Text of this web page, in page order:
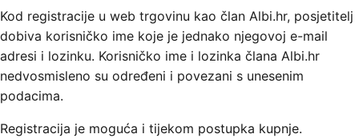
Kod registracije u web trgovinu kao član Albi.hr, posjetitelj
dobiva korisničko ime koje je jednako njegovoj e-mail
adresi i lozinku. Korisničko ime i lozinka člana Albi.hr
nedvosmisleno su određeni i povezani s unesenim
podacima.
Registracija je moguća i tijekom postupka kupnje.